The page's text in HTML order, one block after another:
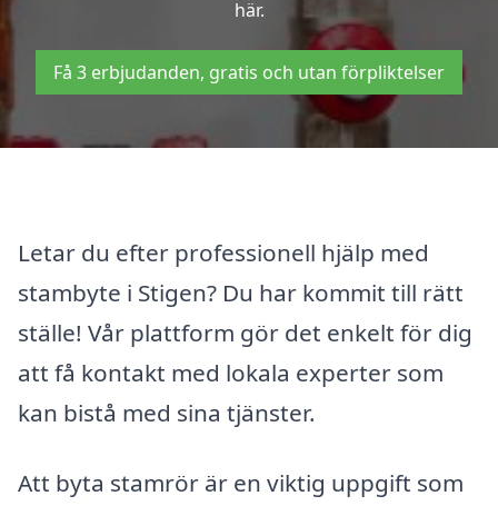
här.
Få 3 erbjudanden, gratis och utan förpliktelser
Letar du efter professionell hjälp med
stambyte i Stigen? Du har kommit till rätt
ställe! Vår plattform gör det enkelt för dig
att få kontakt med lokala experter som
kan bistå med sina tjänster.
Att byta stamrör är en viktig uppgift som